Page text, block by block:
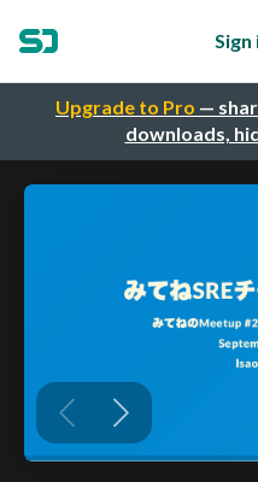
Upgrade to Pro —
downloads,
Sign